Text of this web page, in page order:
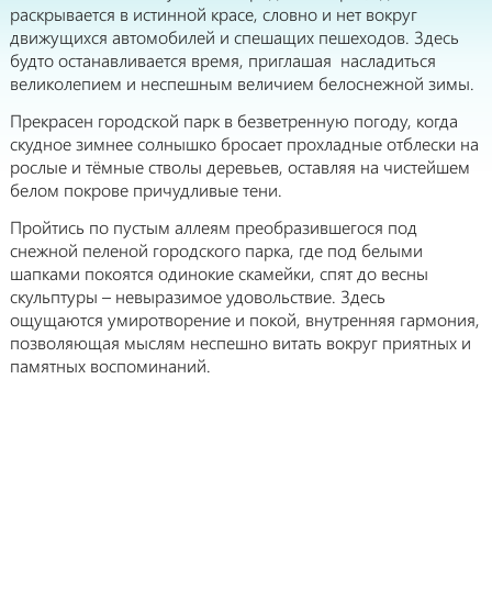
раскрывается в истинной красе, словно и нет вокруг
движущихся автомобилей и спешащих пешеходов. Здесь
будто останавливается время, приглашая насладиться
великолепием и неспешным величием белоснежной зимы.
Прекрасен городской парк в безветренную погоду, когда
скудное зимнее солнышко бросает прохладные отблески на
рослые и тёмные стволы деревьев, оставляя на чистейшем
белом покрове причудливые тени.
Пройтись по пустым аллеям преобразившегося под
снежной пеленой городского парка, где под белыми
шапками покоятся одинокие скамейки, спят до весны
скульптуры – невыразимое удовольствие. Здесь
ощущаются умиротворение и покой, внутренняя гармония,
позволяющая мыслям неспешно витать вокруг приятных и
памятных воспоминаний.